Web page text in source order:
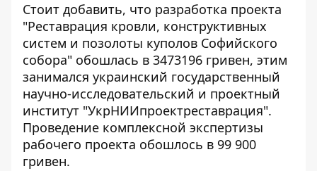
Стоит добавить, что разработка проекта
"Реставрация кровли, конструктивных
систем и позолоты куполов Софийского
собора" обошлась в 3473196 гривен, этим
занимался украинский государственный
научно-исследовательский и проектный
институт "УкрНИИпроектреставрация".
Проведение комплексной экспертизы
рабочего проекта обошлось в 99 900
гривен.